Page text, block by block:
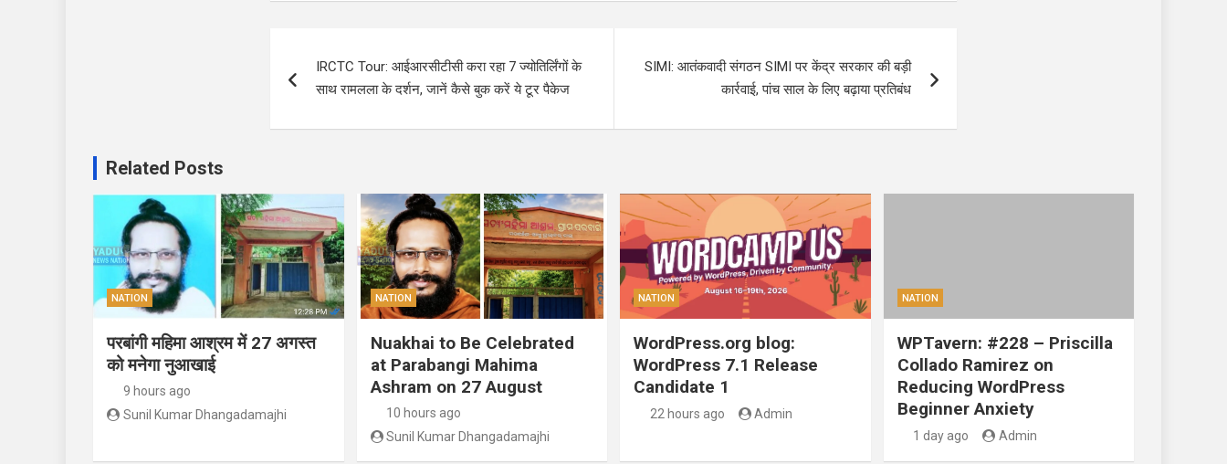
navigation
IRCTC Tour: आईआरसीटीसी करा रहा 7 ज्योतिर्लिंगों के
साथ रामलला के दर्शन, जानें कैसे बुक करें ये टूर पैकेज
SIMI: आतंकवादी संगठन SIMI पर केंद्र सरकार की बड़ी
कार्रवाई, पांच साल के लिए बढ़ाया प्रतिबंध
Related Posts
NATION
परबांगी महिमा आश्रम में 27 अगस्त
को मनेगा नुआखाई
9 hours ago
Sunil Kumar Dhangadamajhi
NATION
Nuakhai to Be Celebrated
at Parabangi Mahima
Ashram on 27 August
10 hours ago
Sunil Kumar Dhangadamajhi
NATION
WordPress.org blog:
WordPress 7.1 Release
Candidate 1
22 hours ago Admin
NATION
WPTavern: #228 – Priscilla
Collado Ramirez on
Reducing WordPress
Beginner Anxiety
1 day ago Admin